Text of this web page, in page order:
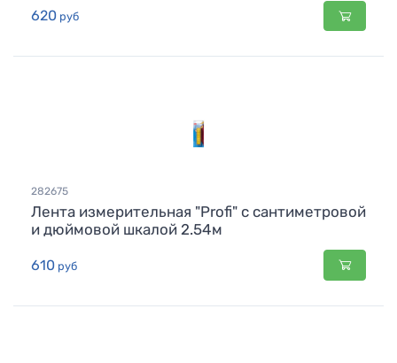
620 руб
282675
Лента измерительная "Profi" с сантиметровой
и дюймовой шкалой 2.54м
610 руб